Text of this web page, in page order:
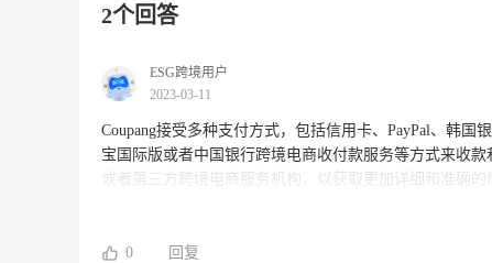
2个回答
ESG跨境用户
2023-03-11
Coupang接受多种支付方式，包括信用卡、PayPal、韩
宝国际版或者中国银行跨境电商收付款服务等方式来收
或者第三方跨境电商服务机构，以获取更加详细和准确的
0 回复